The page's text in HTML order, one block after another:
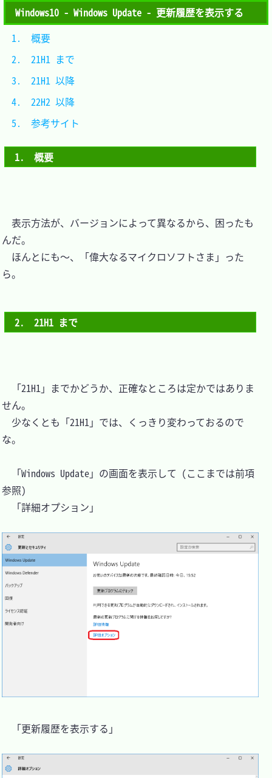
Windows10 - Windows Update - 更新履歴を表示する
1.　概要
表示方法が、バージョンによって異なるから、困ったも
んだ。
ほんとにも～、「偉大なるマイクロソフトさま」った
ら。
2.　21H1 まで
「21H1」までかどうか、正確なところは定かではありま
せん。
少なくとも「21H1」では、くっきり変わっておるので
な。
「Windows Update」の画面を表示して (ここまでは前項
参照)
「詳細オプション」
「更新履歴を表示する」